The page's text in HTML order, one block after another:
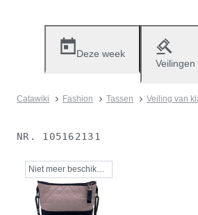
Deze week
Veilingen
Catawiki Fashion Tassen Veiling van
NR. 105162131
Niet meer beschikbaar